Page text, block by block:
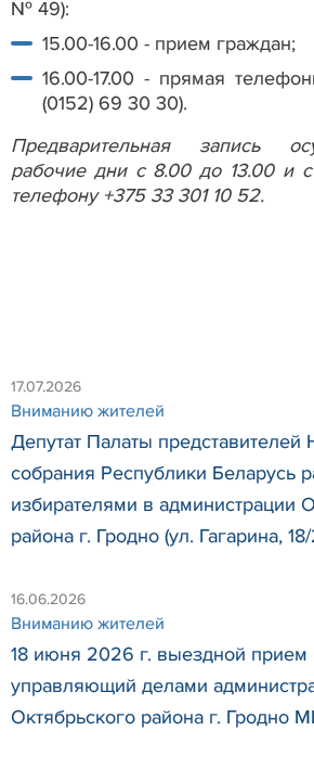
№ 49):
15.00-16.00 - прием граждан;
16.00-17.00 - прямая
(0152) 69 30 30).
Предварительная запись
рабочие дни с 8.00 до 13.00 и
телефону +375 33 301 10 52.
17.07.2026
Вниманию жителей
Депутат Палаты представителей
собрания Республики Беларусь
избирателями в администрации
района г. Гродно (ул. Гагарина,
16.06.2026
Вниманию жителей
18 июня 2026 г. выездной прием
управляющий делами
Октябрьского района г.